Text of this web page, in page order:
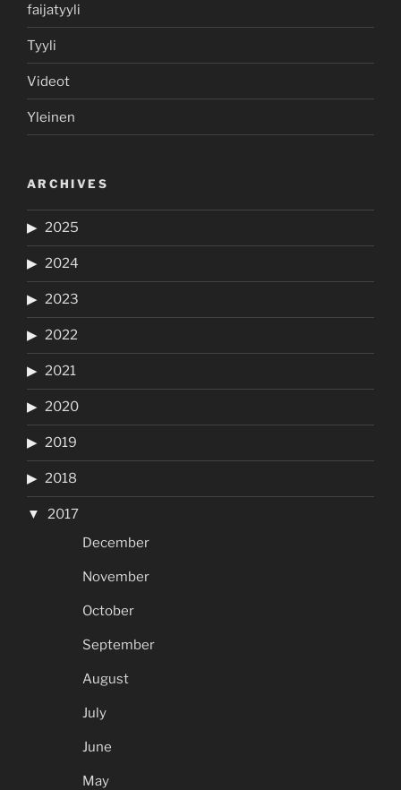
faijatyyli
Tyyli
Videot
Yleinen
ARCHIVES
2025
2024
2023
2022
2021
2020
2019
2018
2017
December
November
October
September
August
July
June
May